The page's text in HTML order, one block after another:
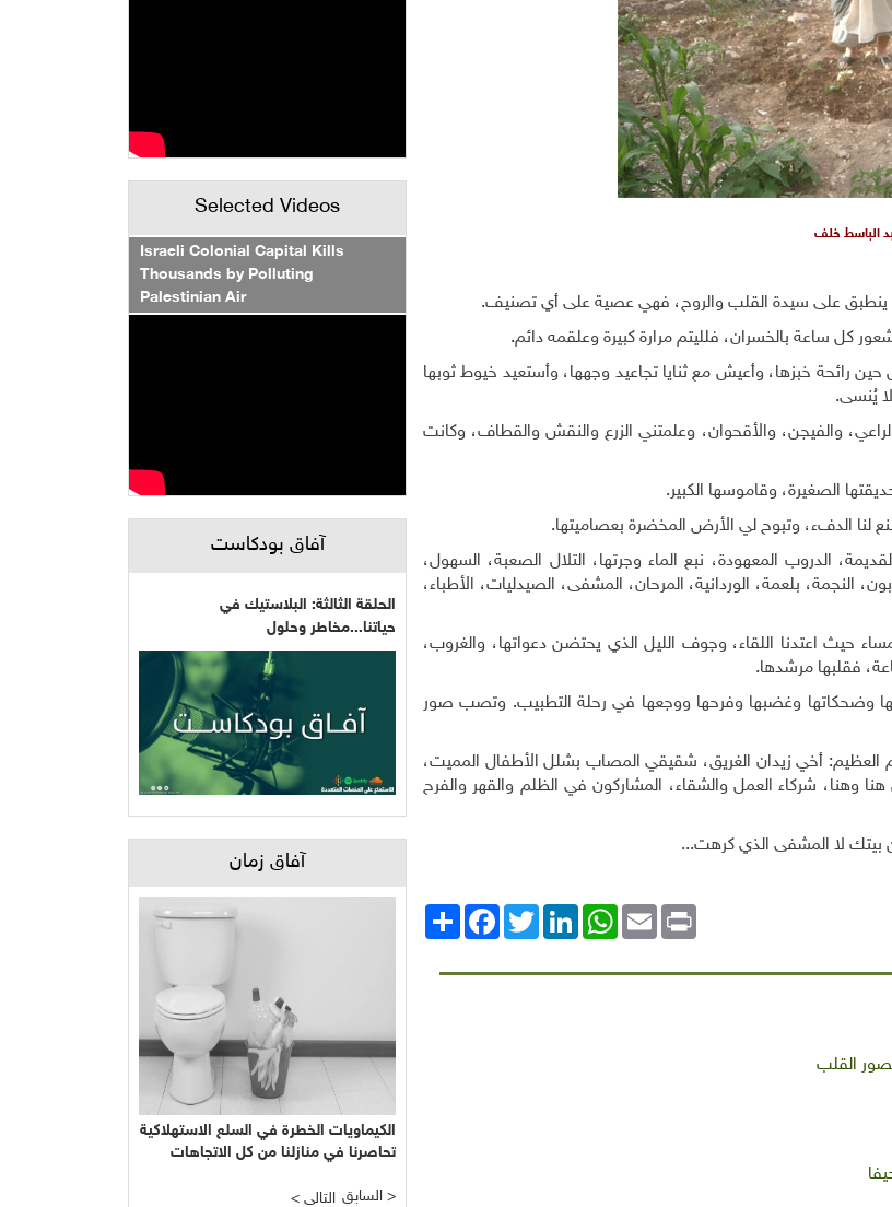
الباسط خلف
أن ينطبق على سيدة القلب والروح، فهي عصية على أي تصنيف.
ساعة بالخسران، فلليتم مرارة كبيرة وعلقمه دائم.
خبزها، وأعيش مع ثنايا تجاعيد وجهها، وأستعيد خيوط ثوبها
يُنسى.
والفيجن، والأقحوان، وعلمتني الزرع والنقش والقطاف، وكانت
الصغيرة، وقاموسها الكبير.
لنا الدفء، وتبوح لي الأرض المخضرة بعصاميتها.
الدروب المعهودة، نبع الماء وجرتها، التلال الصعبة، السهول،
النجمة، بلعمة، الوردانية، المرحان، المشفى، الصيدليات، الأطباء،
حيث اعتدنا اللقاء، وجوف الليل الذي يحتضن دعواتها، والغروب،
فقلبها مرشدها.
وضحكاتها وغضبها وفرحها ووجعها في رحلة التطبيب. وتصب صور
أخي زيدان الغريق، شقيقي المصاب بشلل الأطفال المميت،
وهنا، شركاء العمل والشقاء، المشاركون في الظلم والقهر والفرح
بيتك لا المشفى الذي كرهت...
انشر
FacebookTwitterLinkedIn
WhatsAppEmail Print
القلب
Selected Videos
Israeli Colonial Capital Kills
Thousands by Polluting
Palestinian Air
آفاق بودكاست
الحلقة الثالثة: البلاستيك في
حياتنا...مخاطر وحلول
آفاق زمان
الكيماويات الخطرة في السلع الاستهلاكية
تحاصرنا في منازلنا من كل الاتجاهات
< التالي السابق >